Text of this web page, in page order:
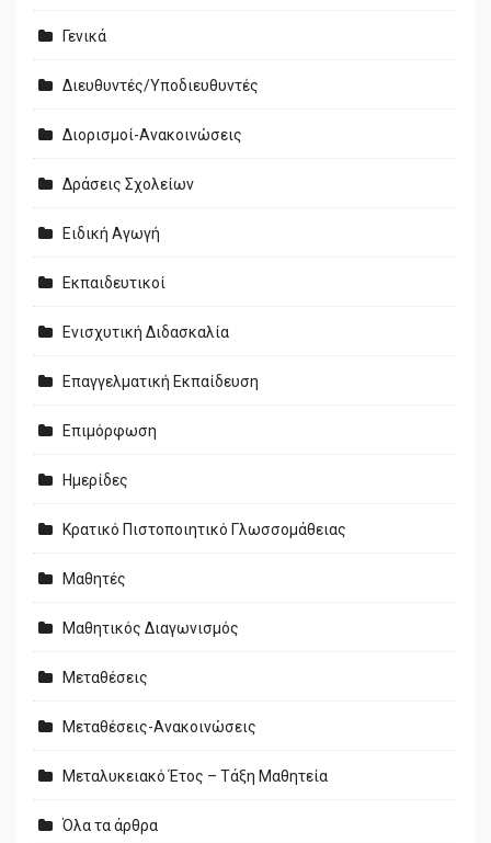
Γενικά
Διευθυντές/Υποδιευθυντές
Διορισμοί-Ανακοινώσεις
Δράσεις Σχολείων
Ειδική Αγωγή
Εκπαιδευτικοί
Ενισχυτική Διδασκαλία
Επαγγελματική Εκπαίδευση
Επιμόρφωση
Ημερίδες
Κρατικό Πιστοποιητικό Γλωσσομάθειας
Μαθητές
Μαθητικός Διαγωνισμός
Μεταθέσεις
Μεταθέσεις-Ανακοινώσεις
Μεταλυκειακό Έτος – Τάξη Μαθητεία
Όλα τα άρθρα